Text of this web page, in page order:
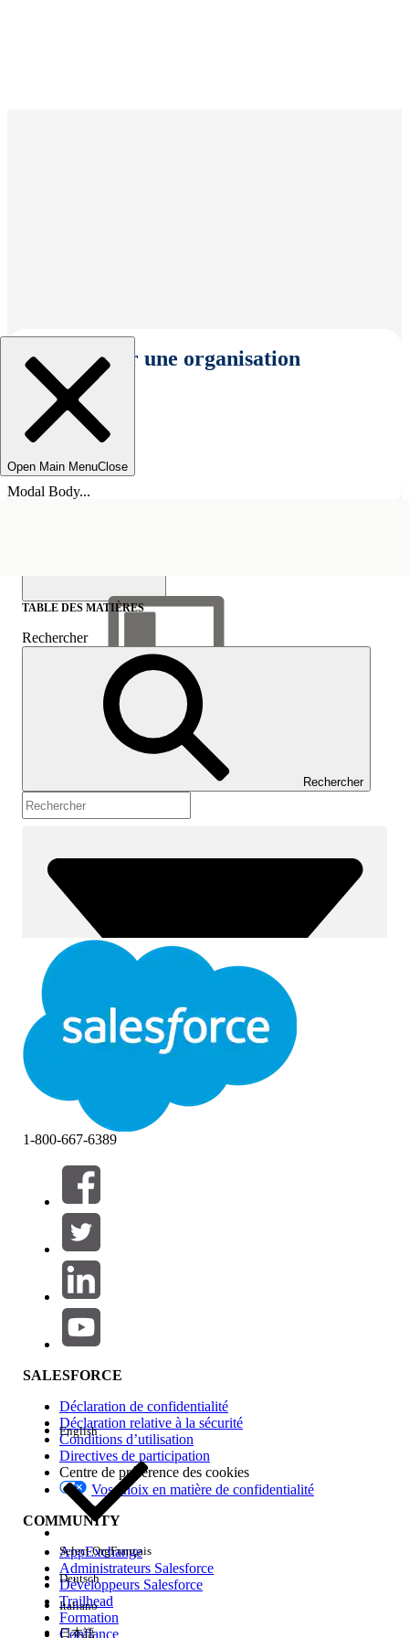
Sélectionner une organisation
Open Main MenuClose
Modal Body...
Afficher la table des
matières
Table des matières
TABLE DES MATIÈRES
Rechercher
Rechercher
Filtres (0)
SÉLECTIONNER DES FILTRES
Gamme de produits
Impact des fonctionnalités
Edition
Expérience
1-800-667-6389
SALESFORCE
Déclaration de confidentialité
Déclaration relative à la sécurité
Conditions d’utilisation
Directives de participation
Centre de préférence des cookies
Vos choix en matière de confidentialité
COMMUNITY
AppExchange
Administrateurs Salesforce
Développeurs Salesforce
Trailhead
Formation
Confiance
English
Select OrgFrançais
Deutsch
Italiano
日本語